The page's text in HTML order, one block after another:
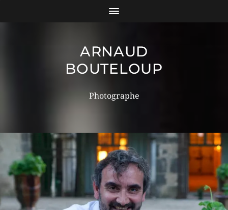
ARNAUD
BOUTELOUP
Photographe